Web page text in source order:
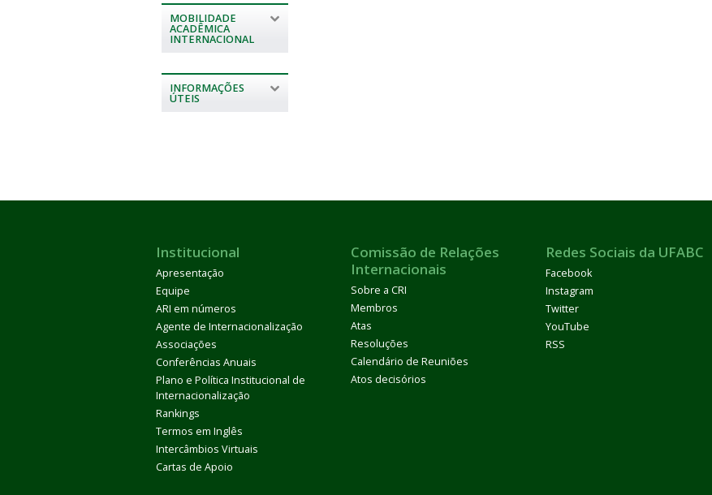
MOBILIDADE
ACADÊMICA
INTERNACIONAL
INFORMAÇÕES
ÚTEIS
Institucional
Apresentação
Equipe
ARI em números
Agente de Internacionalização
Associações
Conferências Anuais
Plano e Política Institucional de
Internacionalização
Rankings
Termos em Inglês
Intercâmbios Virtuais
Cartas de Apoio
Comissão de Relações
Internacionais
Sobre a CRI
Membros
Atas
Resoluções
Calendário de Reuniões
Atos decisórios
Redes Sociais da UFABC
Facebook
Instagram
Twitter
YouTube
RSS